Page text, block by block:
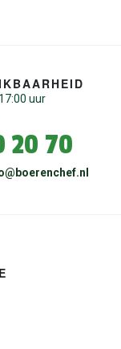
uur
20 70